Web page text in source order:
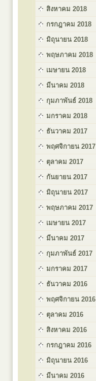
สิงหาคม 2018
กรกฎาคม 2018
มิถุนายน 2018
พฤษภาคม 2018
เมษายน 2018
มีนาคม 2018
กุมภาพันธ์ 2018
มกราคม 2018
ธันวาคม 2017
พฤศจิกายน 2017
ตุลาคม 2017
กันยายน 2017
มิถุนายน 2017
พฤษภาคม 2017
เมษายน 2017
มีนาคม 2017
กุมภาพันธ์ 2017
มกราคม 2017
ธันวาคม 2016
พฤศจิกายน 2016
ตุลาคม 2016
สิงหาคม 2016
กรกฎาคม 2016
มิถุนายน 2016
มีนาคม 2016